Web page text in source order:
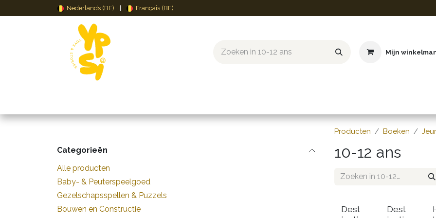
Overslaan naar inhoudNederlands (BE) Français (BE)
Mijn
Categorieën
Alle producten
Baby- & Peuterspeelgoed
Gezelschapsspellen & Puzzels
Bouwen en Constructie
Producten Boeken
10-12 ans
Dest
Dest